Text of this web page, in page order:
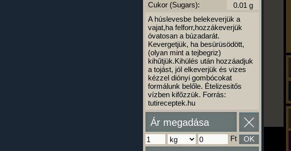
kalóriabázis.hu
Cukor (Sugars):
A húslevesbe belekeverjük a
vajat,ha felforr,hozzákeverjük
óvatosan a búzadarát.
Kevergetjük, ha besürüsödött,
(olyan mint a tejbegriz)
kihűtjük.Kihülés után hozzáadjuk
a tojást, jól elkeverjük és vizes
kézzel diónyi gombócokat
formálunk belőle. Ételizesitős
vízben kifőzzük. Forrás:
tutireceptek.hu
Ár megadása
Ft OK